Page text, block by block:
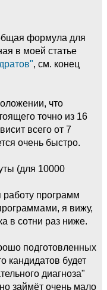
формула для
в моей статье
, см. конец
что
точно из 16
всего от 7
очень быстро.
(для 10000
программ
я вижу,
в сотни раз ниже.
подготовленных
кандидатов будет
диагноза"
займёт очень мало